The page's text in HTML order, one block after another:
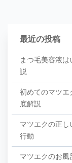
最近の投稿
まつ毛美容液
説
初めてのマツ
底解説
マツエクの正
行動
マツエクのお